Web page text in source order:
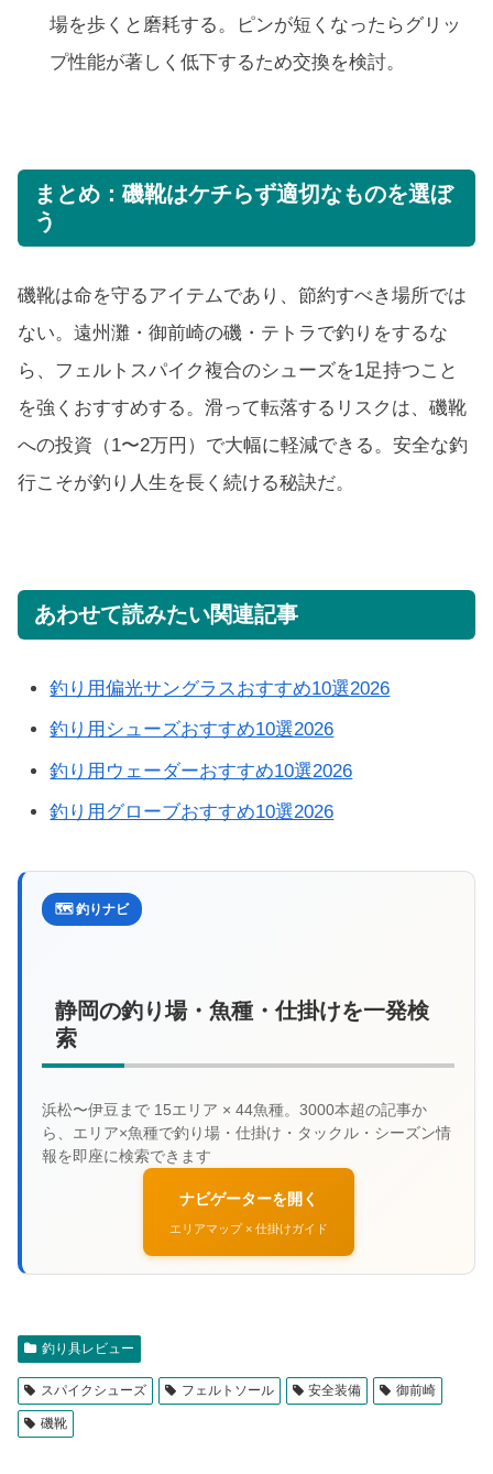
場を歩くと磨耗する。ピンが短くなったらグリッ
プ性能が著しく低下するため交換を検討。
まとめ：磯靴はケチらず適切なものを選ぼ
う
磯靴は命を守るアイテムであり、節約すべき場所では
ない。遠州灘・御前崎の磯・テトラで釣りをするな
ら、フェルトスパイク複合のシューズを1足持つこと
を強くおすすめする。滑って転落するリスクは、磯靴
への投資（1〜2万円）で大幅に軽減できる。安全な釣
行こそが釣り人生を長く続ける秘訣だ。
あわせて読みたい関連記事
釣り用偏光サングラスおすすめ10選2026
釣り用シューズおすすめ10選2026
釣り用ウェーダーおすすめ10選2026
釣り用グローブおすすめ10選2026
🗺️ 釣りナビ
静岡の釣り場・魚種・仕掛けを一発検
索
ナビゲーターを開く
エリアマップ × 仕掛けガイド
釣り具レビュー
スパイクシューズ フェルトソール 安全装備 御前崎
磯靴